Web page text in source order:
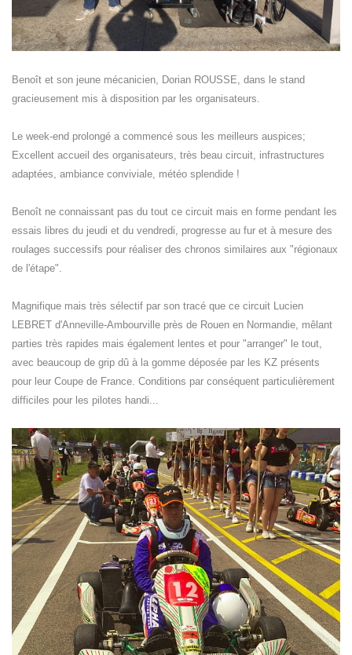
Benoît et son jeune mécanicien, Dorian ROUSSE, dans le stand
gracieusement mis à disposition par les organisateurs.
Le week-end prolongé a commencé sous les meilleurs auspices;
Excellent accueil des organisateurs, très beau circuit, infrastructures
adaptées, ambiance conviviale, météo splendide !
Benoît ne connaissant pas du tout ce circuit mais en forme pendant les
essais libres du jeudi et du vendredi, progresse au fur et à mesure des
roulages successifs pour réaliser des chronos similaires aux "régionaux
de l'étape".
Magnifique mais très sélectif par son tracé que ce circuit Lucien
LEBRET d'Anneville-Ambourville près de Rouen en Normandie, mêlant
parties très rapides mais également lentes et pour "arranger" le tout,
avec beaucoup de grip dû à la gomme déposée par les KZ présents
pour leur Coupe de France. Conditions par conséquent particulièrement
difficiles pour les pilotes handi...